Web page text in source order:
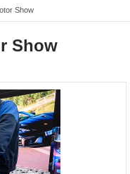
Show
Show